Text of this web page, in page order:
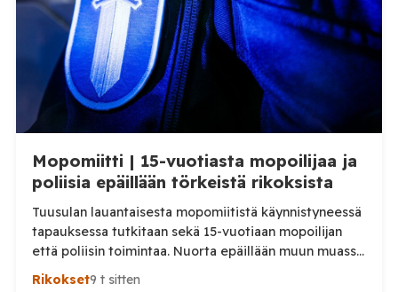
järjestelmä, […]
Mopomiitti | 15-vuotiasta mopoilijaa ja
poliisia epäillään törkeistä rikoksista
Tuusulan lauantaisesta mopomiitistä käynnistyneessä
tapauksessa tutkitaan sekä 15-vuotiaan mopoilijan
että poliisin toimintaa. Nuorta epäillään muun muassa
törkeästä liikenneturvallisuuden vaarantamisesta.
Rikokset9 t sitten